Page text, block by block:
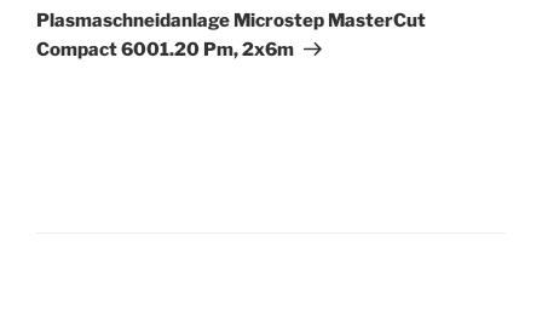
Beitrag
Plasmaschneidanlage Microstep MasterCut
Compact 6001.20 Pm, 2x6m